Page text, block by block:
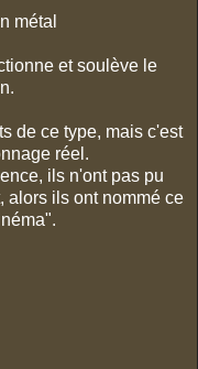
métal
et soulève le
de ce type, mais c'est
réel.
ils n'ont pas pu
alors ils ont nommé ce